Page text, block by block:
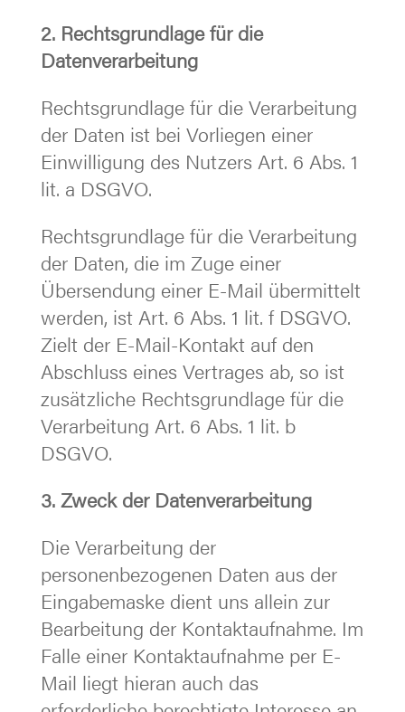
2. Rechtsgrundlage für die
Datenverarbeitung
Rechtsgrundlage für die Verarbeitung
der Daten ist bei Vorliegen einer
Einwilligung des Nutzers Art. 6 Abs. 1
lit. a DSGVO.
Rechtsgrundlage für die Verarbeitung
der Daten, die im Zuge einer
Übersendung einer E-Mail übermittelt
werden, ist Art. 6 Abs. 1 lit. f DSGVO.
Zielt der E-Mail-Kontakt auf den
Abschluss eines Vertrages ab, so ist
zusätzliche Rechtsgrundlage für die
Verarbeitung Art. 6 Abs. 1 lit. b
DSGVO.
3. Zweck der Datenverarbeitung
Die Verarbeitung der
personenbezogenen Daten aus der
Eingabemaske dient uns allein zur
Bearbeitung der Kontaktaufnahme. Im
Falle einer Kontaktaufnahme per E-
Mail liegt hieran auch das